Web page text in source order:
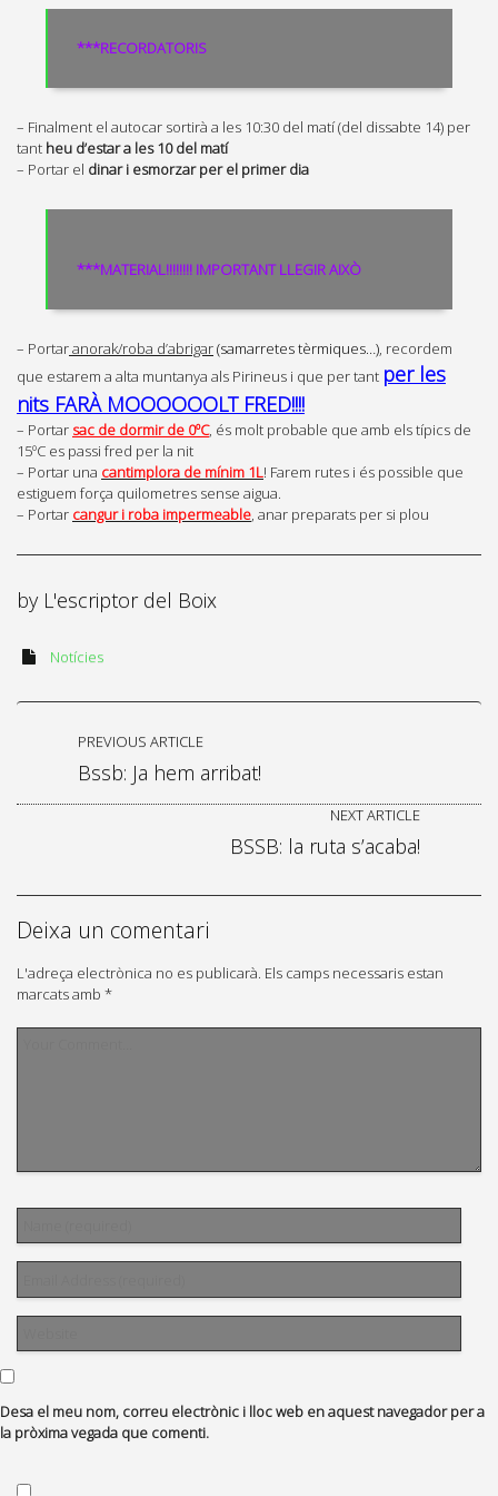
***RECORDATORIS
– Finalment el autocar sortirà a les 10:30 del matí (del dissabte 14) per
tant heu d’estar a les 10 del matí
– Portar el dinar i esmorzar per el primer dia
***MATERIAL!!!!!!!! IMPORTANT LLEGIR AIXÒ
– Portaranorak/roba d’abrigar(samarretes tèrmiques…), recordem
que estarem a alta muntanya als Pirineus i que per tant per les
nits FARÀ MOOOOOOLT FRED!!!!
– Portar sac de dormir de 0ºC, és molt probable que amb els típics de
15ºC es passi fred per la nit
– Portar una cantimplora de mínim 1L! Farem rutes i és possible que
estiguem força quilometres sense aigua.
– Portar cangur i roba impermeable, anar preparats per si plou
by L'escriptor del Boix
Notícies
PREVIOUS ARTICLE
Bssb: Ja hem arribat!
NEXT ARTICLE
BSSB: la ruta s’acaba!
Deixa un comentari
L'adreça electrònica no es publicarà. Els camps necessaris estan
marcats amb *
Desa el meu nom, correu electrònic i lloc web en aquest navegador per a
la pròxima vegada que comenti.